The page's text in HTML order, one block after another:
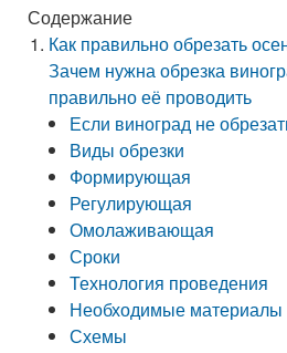
Содержание
Как правильно обрезать
Зачем нужна обрезка
правильно её проводить
Если виноград не
Виды обрезки
Формирующая
Регулирующая
Омолаживающая
Сроки
Технология проведения
Необходимые материалы
Схемы